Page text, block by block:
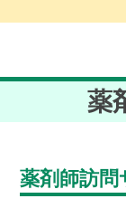
薬
薬剤師訪